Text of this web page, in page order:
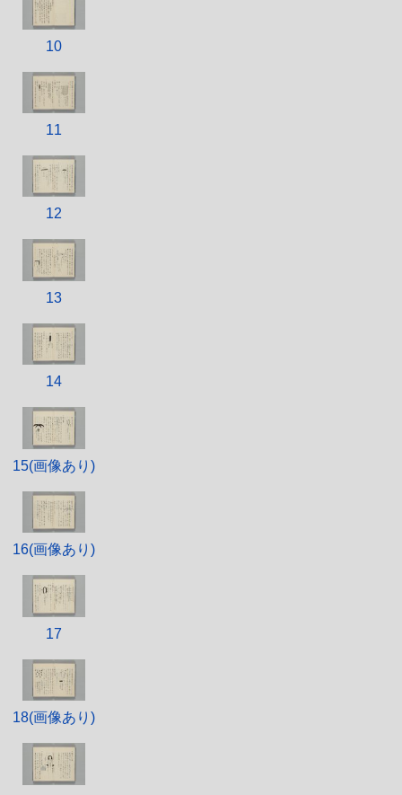
10
11
12
13
14
15(画像あり)
16(画像あり)
17
18(画像あり)